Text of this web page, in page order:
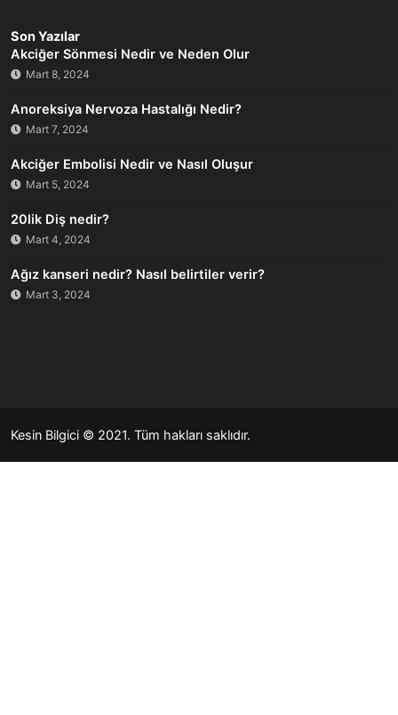
Son Yazılar
Akciğer Sönmesi Nedir ve Neden Olur
Mart 8, 2024
Anoreksiya Nervoza Hastalığı Nedir?
Mart 7, 2024
Akciğer Embolisi Nedir ve Nasıl Oluşur
Mart 5, 2024
20lik Diş nedir?
Mart 4, 2024
Ağız kanseri nedir? Nasıl belirtiler verir?
Mart 3, 2024
Kesin Bilgici © 2021. Tüm hakları saklıdır.